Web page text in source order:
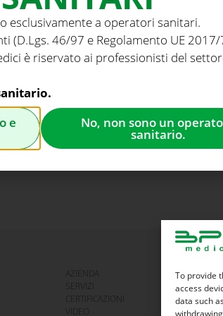
To provide
access
data such
competenza nelle soluzioni
affidabilità e valore clinico.
Per fissare un
Saremo felici di incontrarti in
AZIENDA
SERVIZI
CERTIFICAZIONI
VIDEO
esclusivamente a operatori sanitari.
(D.Lgs. 46/97 e Regolamento UE 2017/
è riservato ai professionisti del
e
No, non sono un
sanitario.